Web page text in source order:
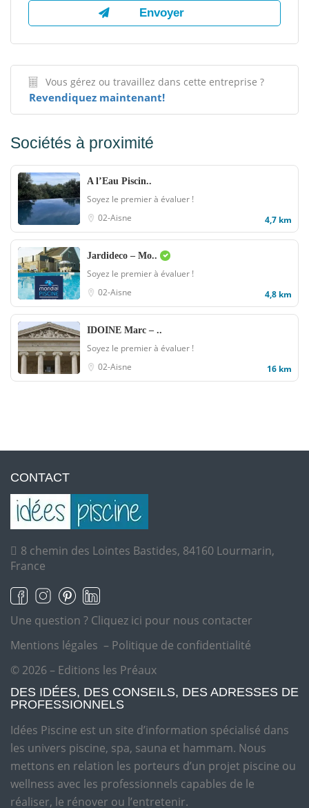
Vous gérez ou travaillez dans cette entreprise ?
Revendiquez maintenant!
Sociétés à proximité
A l’Eau Piscin..
Soyez le premier à évaluer !
02-Aisne
4,7 km
Jardideco – Mo..
Soyez le premier à évaluer !
02-Aisne
4,8 km
IDOINE Marc – ..
Soyez le premier à évaluer !
02-Aisne
16 km
CONTACT
8 chemin des Lointes Bastides, 84160 Lourmarin,
France
Une question ? Cliquez ici pour nous contacter
Mentions légales – Politique de confidentialité
© 2026 – Editions les Préaux
DES IDÉES, DES CONSEILS, DES ADRESSES DE
PROFESSIONNELS
Idées Piscine est un site d’information spécialisé dans
les univers piscine, spa, sauna et hammam. Nous
mettons en relation les porteurs d’un projet piscine ou
wellness avec les professionnels capables de le
réaliser, le rénover ou l’entretenir.